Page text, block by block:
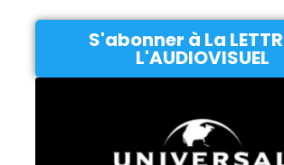
S'abonner à La
L'AUDIOVISUEL